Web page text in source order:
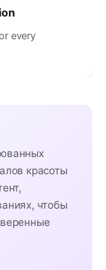
every
красоты
чтобы